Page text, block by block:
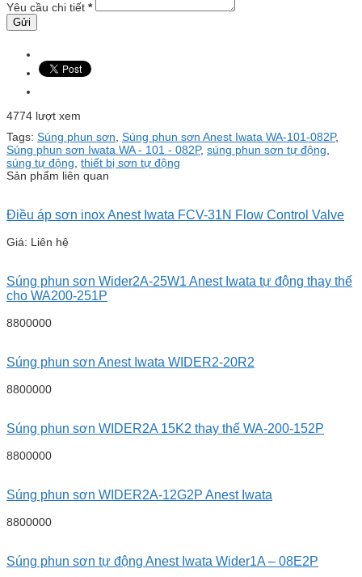
Yêu cầu chi tiết *
4774 lượt xem
Tags: Súng phun sơn Súng phun sơn Anest Iwata WA-101-082P,
Súng phun sơn Iwata WA - 101 - 082P, súng phun sơn tự động
súng tự động thiết bị sơn tự động
Sản phẩm liên quan
Điều áp sơn inox Anest Iwata FCV-31N Flow Control Valve
Giá: Liên hệ
Súng phun sơn Wider2A-25W1 Anest Iwata tự động thay thế
cho WA200-251P
8800000
Súng phun sơn Anest Iwata WIDER2-20R2
8800000
Súng phun sơn WIDER2A 15K2 thay thế WA-200-152P
8800000
Súng phun sơn WIDER2A-12G2P Anest Iwata
8800000
Súng phun sơn tự động Anest Iwata Wider1A – 08E2P